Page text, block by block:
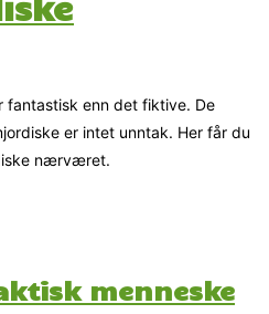
fantastisk enn det fiktive. De
er intet unntak. Her får du
nærværet.
menneske